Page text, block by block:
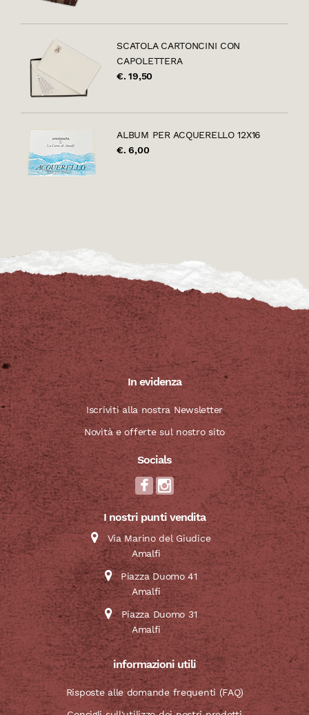
SCATOLA CARTONCINI CON
CAPOLETTERA
€. 19,50
ALBUM PER ACQUERELLO 12X16
€. 6,00
In evidenza
Iscriviti alla nostra Newsletter
Novità e offerte sul nostro sito
Socials
I nostri punti vendita
Via Marino del Giudice
Amalfi
Piazza Duomo 41
Amalfi
Piazza Duomo 31
Amalfi
informazioni utili
Risposte alle domande frequenti (FAQ)